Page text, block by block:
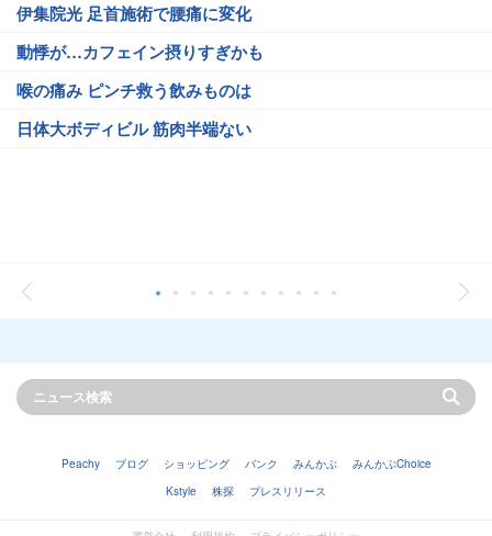
伊集院光 足首施術で腰痛に変化
動悸が…カフェイン摂りすぎかも
喉の痛み ピンチ救う飲みものは
日体大ボディビル 筋肉半端ない
Peachy ブログ ショッピング バンク みんかぶ
みんかぶChoice
Kstyle
株探 プレスリリース